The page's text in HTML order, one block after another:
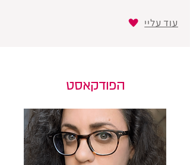
עוד עליי
הפודקאסט